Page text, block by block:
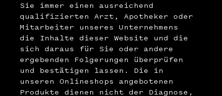
Sie immer einen ausreichend
qualifizierten Arzt, Apotheker oder
Mitarbeiter unseres Unternehmens
die Inhalte dieser Website und die
sich daraus für Sie oder andere
ergebenden Folgerungen überprüfen
und bestätigen lassen. Die in
unseren Onlineshops angebotenen
Produkte dienen nicht der Diagnose,